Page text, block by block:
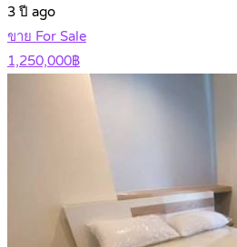
3 ปี ago
ขาย For Sale
1,250,000฿